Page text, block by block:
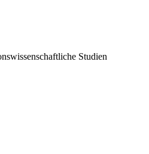
Studien